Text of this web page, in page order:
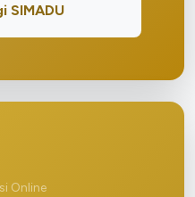
SIMADU
Online